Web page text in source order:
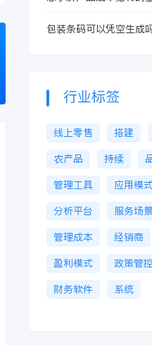
包装条码可以凭空生成
行业标签
线上零售 搭建
农产品
持续
管理工具
应用模
分析平台
服务场
管理成本
经销商
盈利模式
政策管控
财务软件
系统